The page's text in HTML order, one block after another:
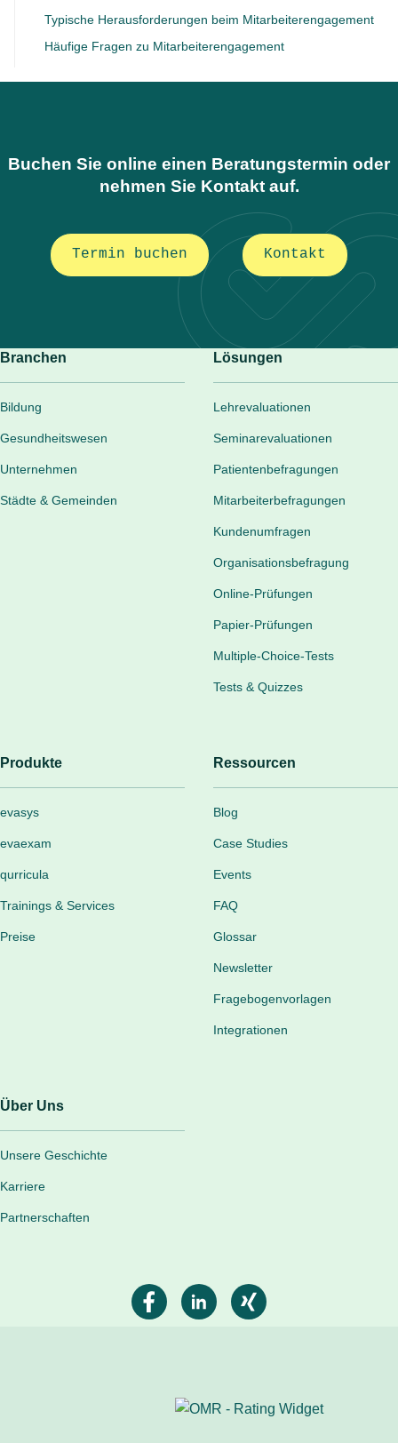
Typische Herausforderungen beim Mitarbeiterengagement
Häufige Fragen zu Mitarbeiterengagement
Buchen Sie online einen Beratungstermin oder
nehmen Sie Kontakt auf.
Termin buchen Kontakt
Branchen
Bildung
Gesundheitswesen
Unternehmen
Städte & Gemeinden
Lösungen
Lehrevaluationen
Seminarevaluationen
Patientenbefragungen
Mitarbeiterbefragungen
Kundenumfragen
Organisationsbefragung
Online-Prüfungen
Papier-Prüfungen
Multiple-Choice-Tests
Tests & Quizzes
Produkte
evasys
evaexam
qurricula
Trainings & Services
Preise
Ressourcen
Blog
Case Studies
Events
FAQ
Glossar
Newsletter
Fragebogenvorlagen
Integrationen
Über Uns
Unsere Geschichte
Karriere
Partnerschaften